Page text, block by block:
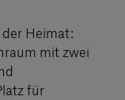
Heimat:
mit zwei
für